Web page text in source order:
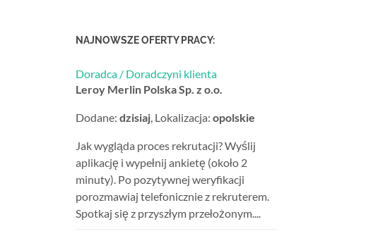
NAJNOWSZE OFERTY PRACY:
Doradca / Doradczyni klienta
Leroy Merlin Polska Sp. z o.o.
Dodane: dzisiaj, Lokalizacja: opolskie
Jak wygląda proces rekrutacji? Wyślij
aplikację i wypełnij ankietę (około 2
minuty). Po pozytywnej weryfikacji
porozmawiaj telefonicznie z rekruterem.
Spotkaj się z przyszłym przełożonym....